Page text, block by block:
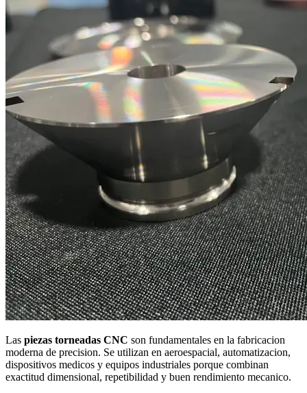
Las piezas torneadas CNC son fundamentales en la fabricacion
moderna de precision. Se utilizan en aeroespacial, automatizacion,
dispositivos medicos y equipos industriales porque combinan
exactitud dimensional, repetibilidad y buen rendimiento mecanico.